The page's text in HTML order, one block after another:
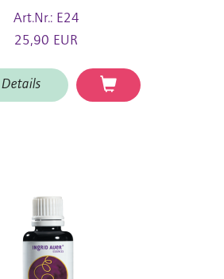
Art.Nr.: E24
25,90 EUR
Details